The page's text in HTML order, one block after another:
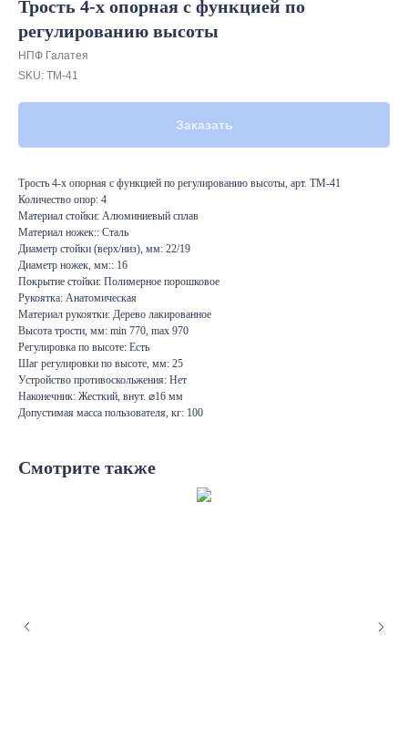
Трость 4-х опорная с функцией по
регулированию высоты
НПФ Галатея
SKU: ТМ-41
Заказать
Трость 4-х опорная с функцией по регулированию высоты, арт. ТМ-41
Количество опор: 4
Материал стойки: Алюминиевый сплав
Материал ножек:: Сталь
Диаметр стойки (верх/низ), мм: 22/19
Диаметр ножек, мм:: 16
Покрытие стойки: Полимерное порошковое
Рукоятка: Анатомическая
Материал рукоятки: Дерево лакированное
Высота трости, мм: min 770, max 970
Регулировка по высоте: Есть
Шаг регулировки по высоте, мм: 25
Устройство противоскольжения: Нет
Наконечник: Жесткий, внут. ⌀16 мм
Допустимая масса пользователя, кг: 100
Смотрите также